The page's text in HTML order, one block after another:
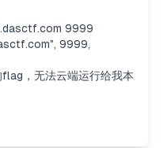
9999
9999,
，无法云端运行给我本